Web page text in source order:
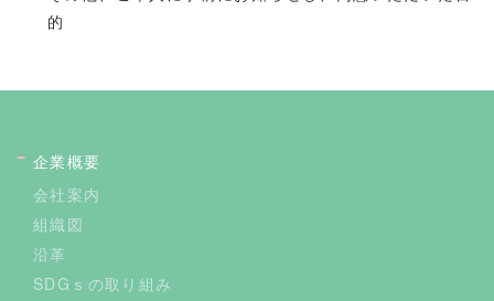
的
企業概要
会社案内
組織図
沿革
SDGｓの取り組み